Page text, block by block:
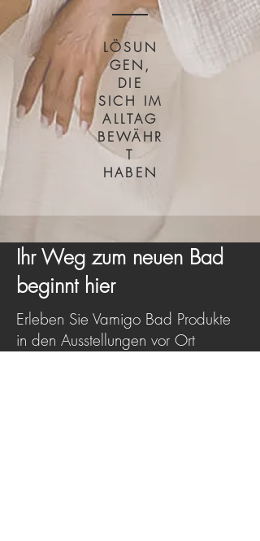
Ihr Weg zum neuen Bad
beginnt hier
Erleben Sie Vamigo Bad Produkte
in den Ausstellungen vor Ort
LÖSUN
GEN,
DIE
SICH IM
ALLTAG
BEWÄHR
T
HABEN